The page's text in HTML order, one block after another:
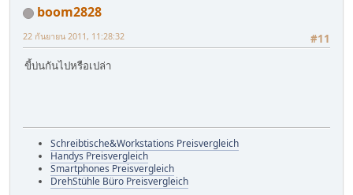
boom2828
#11
22 กันยายน 2011, 11:28:32
ขี้บ่นกันไปหรือเปล่า
Schreibtische&Workstations Preisvergleich
Handys Preisvergleich
Smartphones Preisvergleich
DrehStühle Büro Preisvergleich